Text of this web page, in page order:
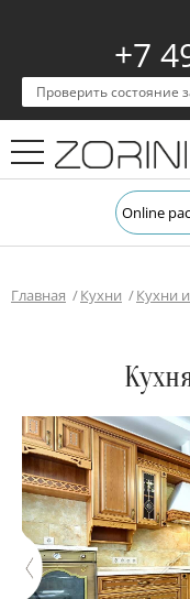
+7
Проверить состояние
Online
Главная Кухни Кухни